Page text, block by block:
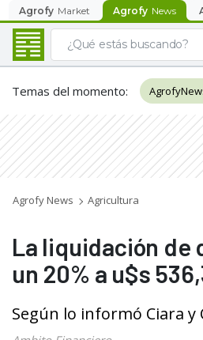
Agrofy Market Agrofy News
Temas del momento:
Agrofy News Agricultura
La liquidación de
un 20% a u$s
Según lo informó Ciara y